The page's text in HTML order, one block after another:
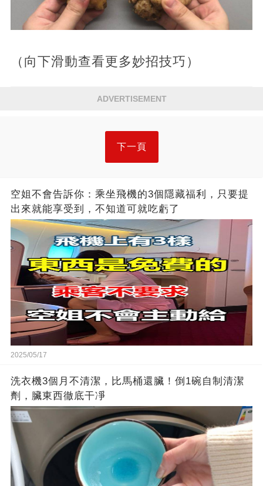
（向下滑動查看更多妙招技巧）
ADVERTISEMENT
下一頁
空姐不會告訴你：乘坐飛機的3個隱藏福利，只要提
出來就能享受到，不知道可就吃虧了
2025/05/17
洗衣機3個月不清潔，比馬桶還臟！倒1碗自制清潔
劑，臟東西徹底干凈